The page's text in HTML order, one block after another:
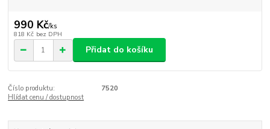
990 Kč/ks
818 Kč bez DPH
Přidat do košíku
Číslo produktu:
7520
Hlídat cenu / dostupnost